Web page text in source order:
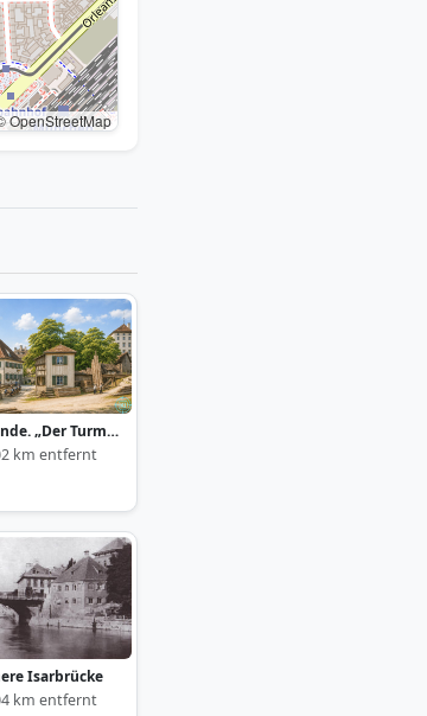
OpenStreetMap
Die Lände. „Der Turmwirt“
km entfernt
Isarbrücke
km entfernt